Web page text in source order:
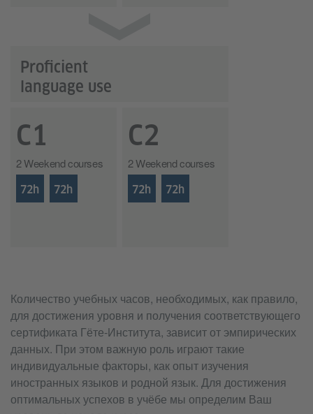
72h 72h
C1
2 Weekend courses
72h 72h
C2
2 Weekend courses
Proficient
language use
Количество учебных часов, необходимых, как правило,
для достижения уровня и получения соответствующего
сертификата Гёте-Института, зависит от эмпирических
данных. При этом важную роль играют такие
индивидуальные факторы, как опыт изучения
иностранных языков и родной язык. Для достижения
оптимальных успехов в учёбе мы определим Ваш